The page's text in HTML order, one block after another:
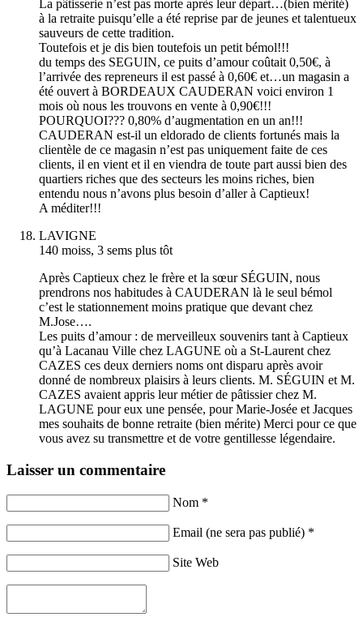
La pâtisserie n’est pas morte après leur départ…(bien mérité)
à la retraite puisqu’elle a été reprise par de jeunes et talentueux
sauveurs de cette tradition.
Toutefois et je dis bien toutefois un petit bémol!!!
du temps des SEGUIN, ce puits d’amour coûtait 0,50€, à
l’arrivée des repreneurs il est passé à 0,60€ et…un magasin a
été ouvert à BORDEAUX CAUDERAN voici environ 1
mois où nous les trouvons en vente à 0,90€!!!
POURQUOI??? 0,80% d’augmentation en un an!!!
CAUDERAN est-il un eldorado de clients fortunés mais la
clientèle de ce magasin n’est pas uniquement faite de ces
clients, il en vient et il en viendra de toute part aussi bien des
quartiers riches que des secteurs les moins riches, bien
entendu nous n’avons plus besoin d’aller à Captieux!
A méditer!!!
LAVIGNE
140 moiss, 3 sems plus tôt
Après Captieux chez le frère et la sœur SÉGUIN, nous
prendrons nos habitudes à CAUDERAN là le seul bémol
c’est le stationnement moins pratique que devant chez
M.Jose….
Les puits d’amour : de merveilleux souvenirs tant à Captieux
qu’à Lacanau Ville chez LAGUNE où a St-Laurent chez
CAZES ces deux derniers noms ont disparu après avoir
donné de nombreux plaisirs à leurs clients. M. SÉGUIN et M.
CAZES avaient appris leur métier de pâtissier chez M.
LAGUNE pour eux une pensée, pour Marie-Josée et Jacques
mes souhaits de bonne retraite (bien mérite) Merci pour ce que
vous avez su transmettre et de votre gentillesse légendaire.
Laisser un commentaire
Nom *
Email (ne sera pas publié) *
Site Web